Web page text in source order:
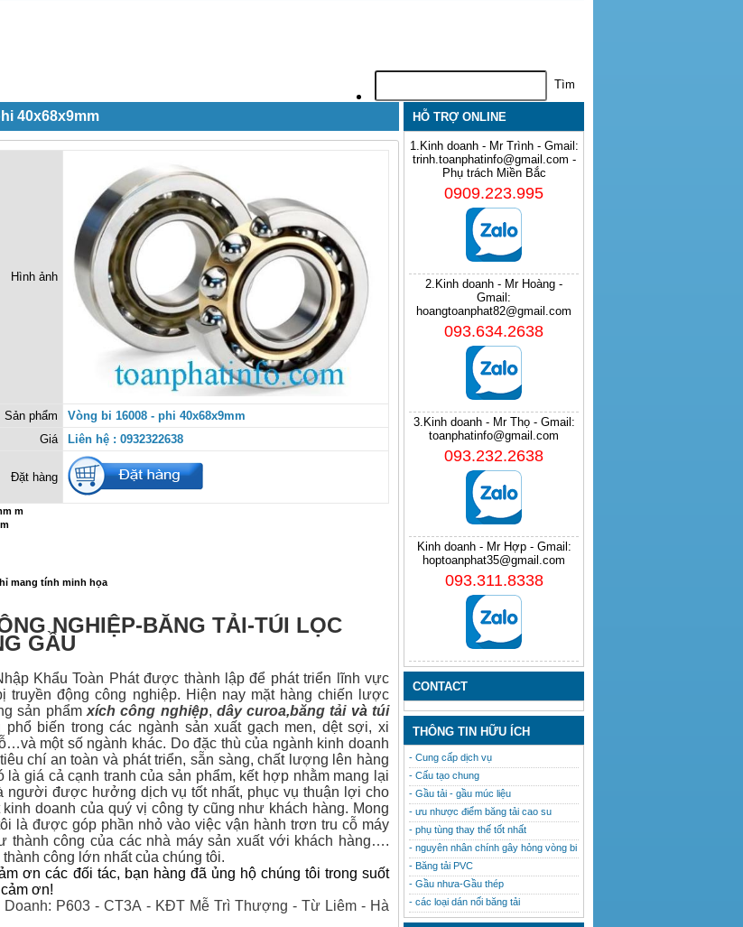
40x68x9mm
Hình ảnh
Sản phẩm
Vòng bi 16008 - phi 40x68x9mm
Giá
Liên hệ : 0932322638
Đặt hàng
m
mang tính minh họa
NGHIỆP-BĂNG TẢI-TÚI LỌC
GẦU
Khẩu Toàn Phát được thành lập để phát triển lĩnh vực
truyền động công nghiệp. Hiện nay mặt hàng chiến lược
sản phẩm xích công nghiệp, dây curoa,băng tảivàtúi
biến trong các ngành sản xuất gạch men, dệt sợi, xi
một số ngành khác. Do đặc thù của ngành kinh doanh
chí an toàn và phát triển, sẵn sàng, chất lượng lên hàng
là giá cả cạnh tranh của sản phẩm, kết hợp nhằm mang lại
người được hưởng dịch vụ tốt nhất, phục vụ thuận lợi cho
doanh của quý vị công ty cũng như khách hàng. Mong
là được góp phần nhỏ vào việc vận hành trơn tru cỗ máy
thành công của các nhà máy sản xuất với khách hàng….
công lớn nhất của chúng tôi.
ơn các đối tác, bạn hàng đã ủng hộ chúng tôi trong suốt
ơn!
Doanh: P603 - CT3A - KĐT Mễ Trì Thượng - Từ Liêm - Hà
HỖ TRỢ ONLINE
1.Kinh doanh - Mr Trình - Gmail:
trinh.toanphatinfo@gmail.com -
Phụ trách Miền Bắc
0909.223.995
2.Kinh doanh - Mr Hoàng -
Gmail:
hoangtoanphat82@gmail.com
093.634.2638
3.Kinh doanh - Mr Thọ - Gmail:
toanphatinfo@gmail.com
093.232.2638
Kinh doanh - Mr Hợp - Gmail:
hoptoanphat35@gmail.com
093.311.8338
CONTACT
THÔNG TIN HỮU ÍCH
- Cung cấp dịch vụ
- Cấu tạo chung
- Gầu tải - gầu múc liệu
- ưu nhược điểm băng tải cao su
- phụ tùng thay thế tốt nhất
- nguyên nhân chính gây hỏng vòng bi
- Băng tải PVC
- Gầu nhưa-Gầu thép
- các loại dán nối băng tải